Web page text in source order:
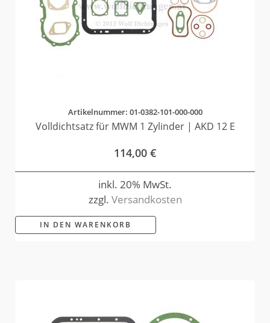
Artikelnummer: 01-0382-101-000-000
Volldichtsatz für MWM 1 Zylinder | AKD 12 E
114,00 €
inkl. 20% MwSt.
zzgl. Versandkosten
IN DEN WARENKORB